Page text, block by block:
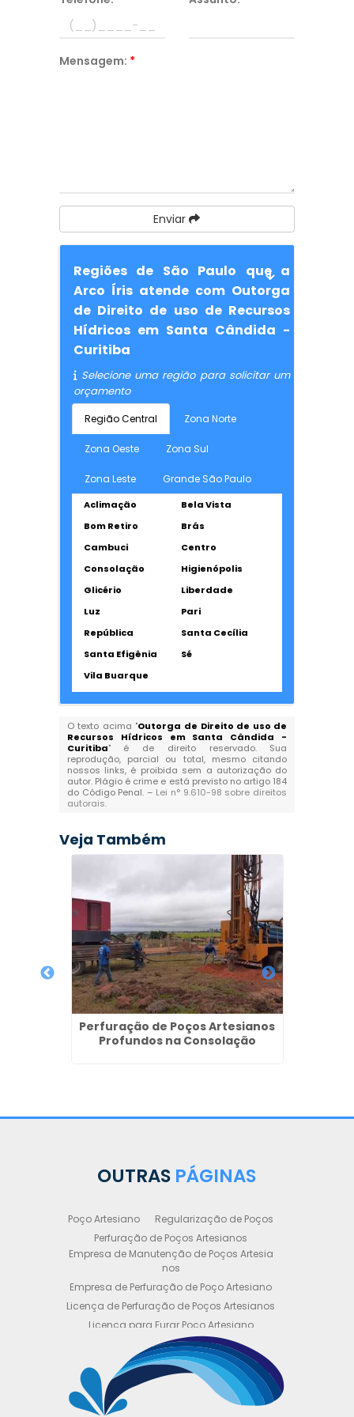
Mensagem: *
Enviar
Regiões de São Paulo que a
Arco Íris atende com Outorga
de Direito de uso de Recursos
Hídricos em Santa Cândida -
Curitiba
Selecione uma região para solicitar um
orçamento
Região Central Zona Norte
Zona Oeste Zona Sul
Zona Leste Grande São Paulo
Aclimação
Bela Vista
Bom Retiro
Brás
Cambuci
Centro
Consolação
Higienópolis
Glicério
Liberdade
Luz
Pari
República
Santa Cecília
Santa Efigênia
Sé
Vila Buarque
O texto acima "Outorga de Direito de uso de
Recursos Hídricos em Santa Cândida -
Curitiba" é de direito reservado. Sua
reprodução, parcial ou total, mesmo citando
nossos links, é proibida sem a autorização do
autor. Plágio é crime e está previsto no artigo 184
do Código Penal. – Lei n° 9.610-98 sobre direitos
autorais.
Veja Também
Perfuração de Poços Artesianos
Profundos na Consolação
OUTRAS PÁGINAS
Poço Artesiano
Regularização de Poços
Perfuração de Poços Artesianos
Empresa de Manutenção de Poços Artesia
nos
Empresa de Perfuração de Poço Artesiano
Licença de Perfuração de Poços Artesianos
Licença para Furar Poço Artesiano
Licença para Perfuração de Poço Artesiano
Licença para Poço Semi Artesiano
Manutenção de Poço Semi Artesiano
Manutenção Preventiva de Poços Artesiano